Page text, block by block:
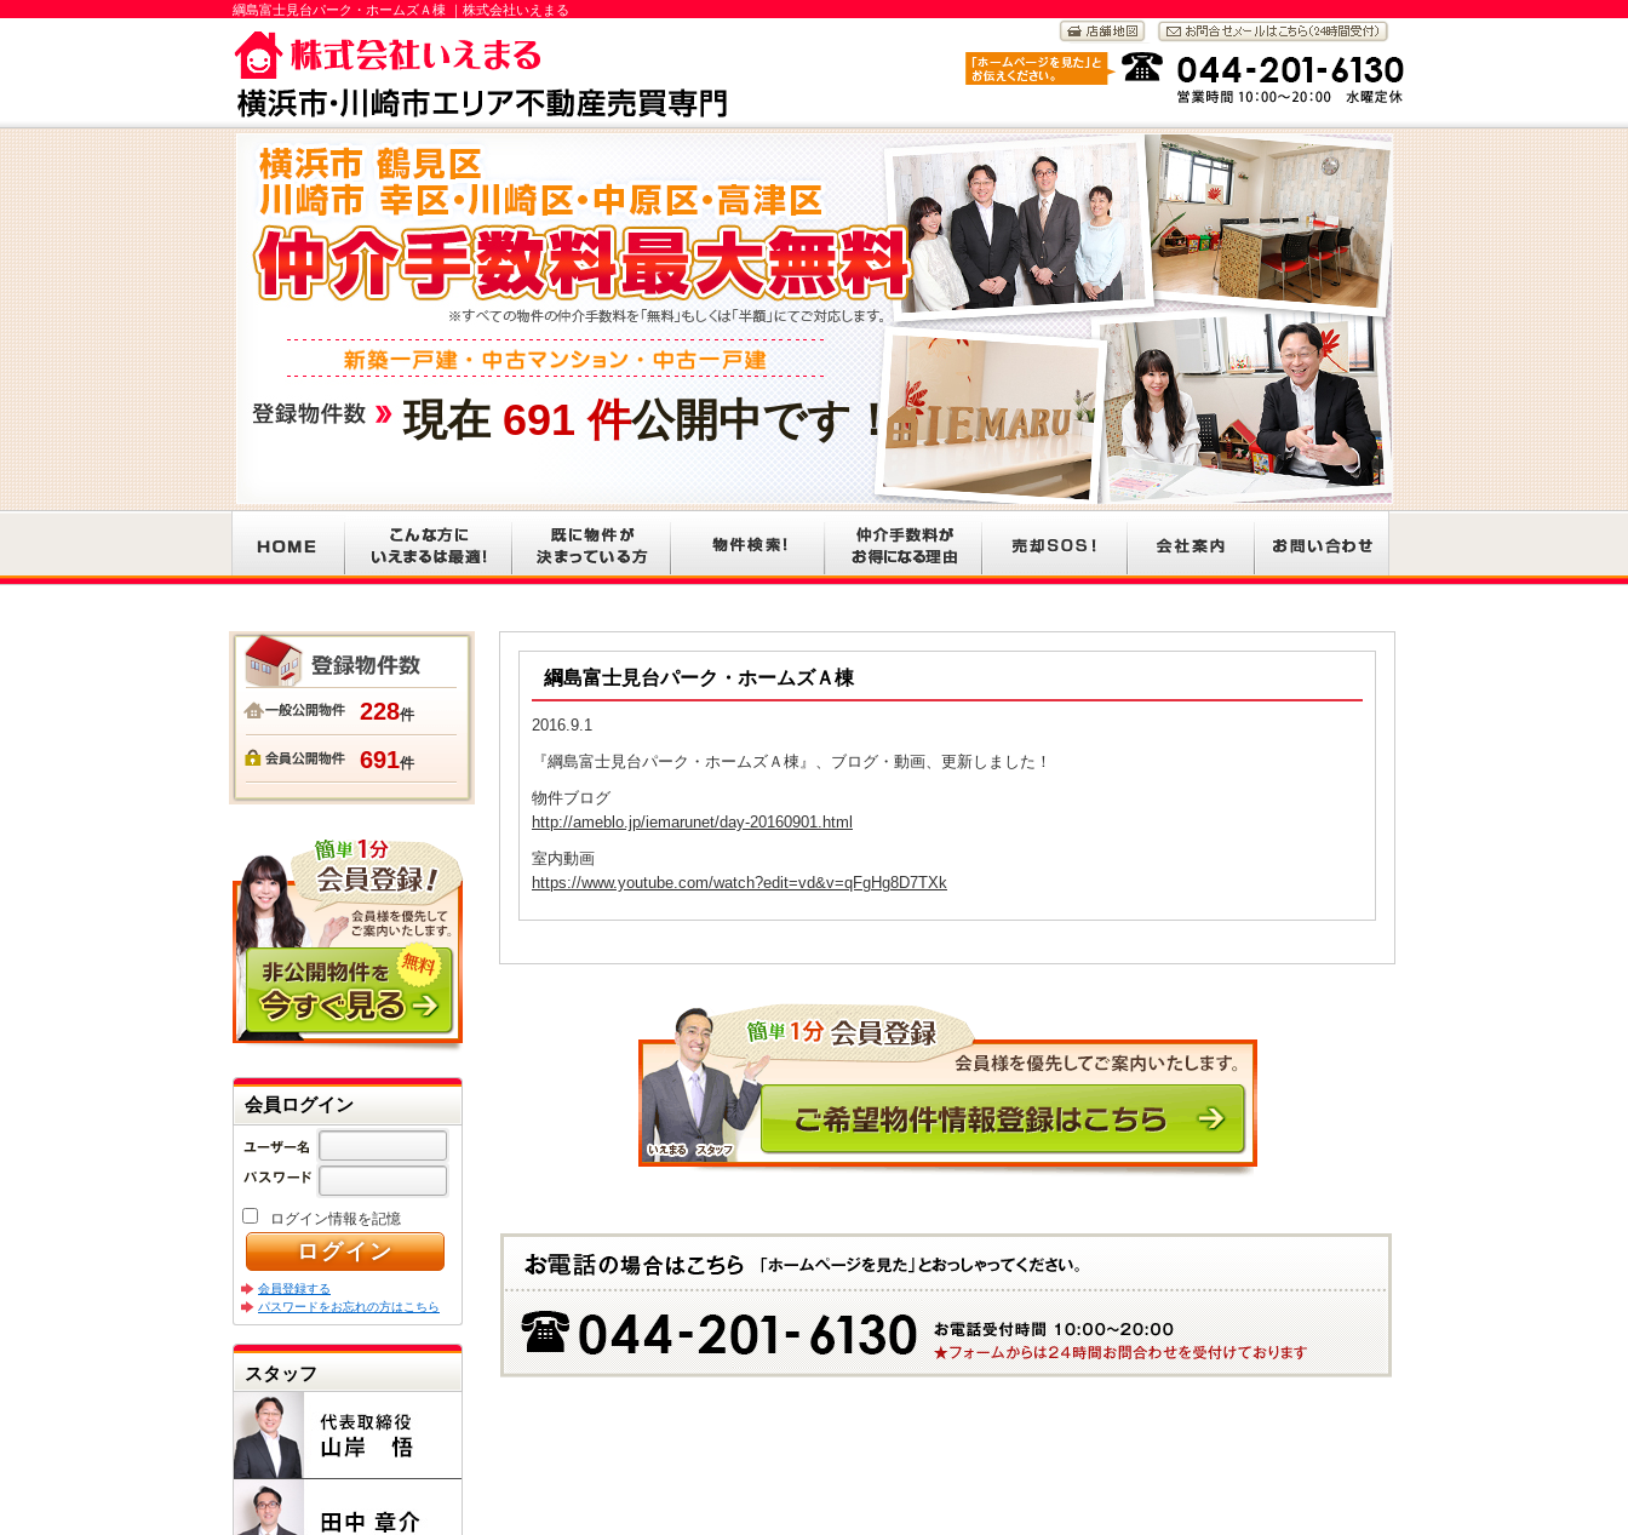
綱島富士見台パーク・ホームズＡ棟 ｜株式会社いえまる
現在 691 件公開中です！
綱島富士見台パーク・ホームズＡ棟
2016.9.1
『綱島富士見台パーク・ホームズＡ棟』、ブログ・動画、更新しました！
物件ブログ
http://ameblo.jp/iemarunet/day-20160901.html
室内動画
https://www.youtube.com/watch?edit=vd&v=qFgHg8D7TXk
228件
691件
会員ログイン
ログイン情報を記憶
会員登録する
パスワードをお忘れの方はこちら
スタッフ